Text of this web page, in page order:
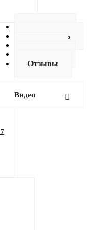
Как купить
Отзывы
Видео